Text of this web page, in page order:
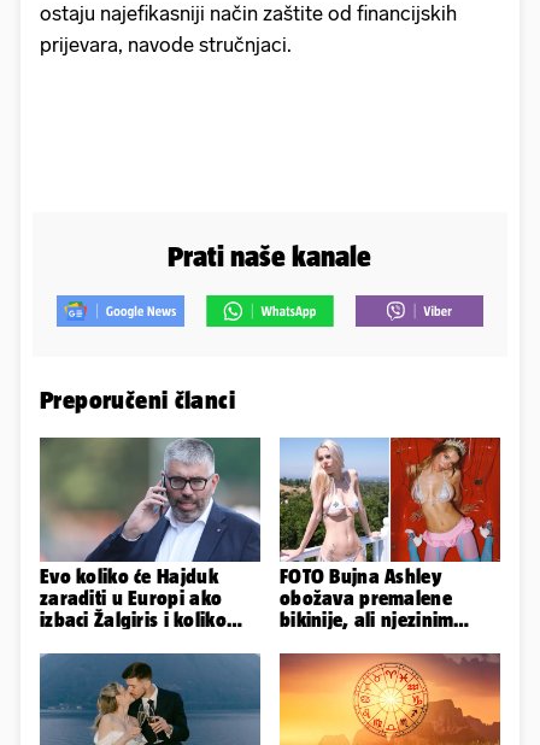
ostaju najefikasniji način zaštite od financijskih
prijevara, navode stručnjaci.
Prati naše kanale
Preporučeni članci
Evo koliko će Hajduk
zaraditi u Europi ako
izbaci Žalgiris i koliko
FOTO Bujna Ashley
obožava premalene
bikinije, ali njezinim
smeta